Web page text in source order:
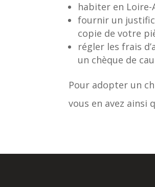
habiter en
fournir un
copie de votre
régler les frais
un chèque de
Pour adopter un
vous en avez ainsi